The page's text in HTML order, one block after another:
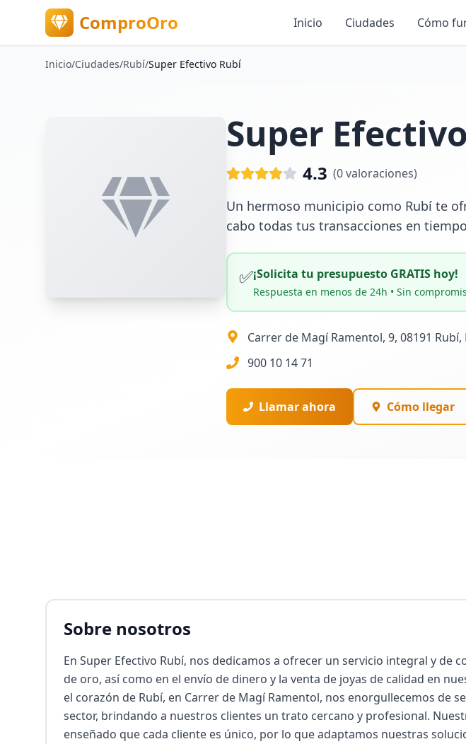
ComproOro Inicio Ciudades Cómo
Inicio/Ciudades/Rubí/Super Efectivo Rubí
Super
4.3 (0valoraciones)
Un hermoso municipio como Rubí te
cabo todas tus transacciones en
✅¡Solicita tu presupuesto GRATIS hoy!
Respuesta en menos de 24h • Sin
Carrer de Magí Ramentol, 9, 08191 Rubí,
900 10 14 71
Llamar ahora Cómo llegar
Sobre nosotros
En Super Efectivo Rubí, nos dedicamos a ofrecer un servicio integral y de
de oro, así como en el envío de dinero y la venta de joyas de calidad en
el corazón de Rubí, en Carrer de Magí Ramentol, nos enorgullecemos de
sector, brindando a nuestros clientes un trato cercano y profesional.
enseñado que cada cliente es único, por lo que adaptamos nuestras